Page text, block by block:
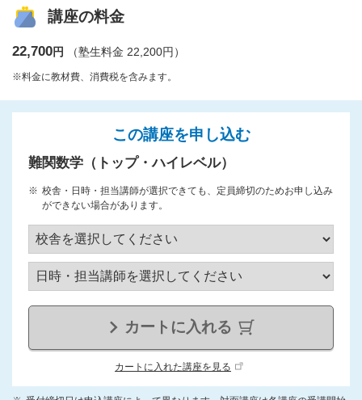
講座の料金
22,700円 （塾生料金 22,200円）
※料金に教材費、消費税を含みます。
この講座を申し込む
難関数学（トップ・ハイレベル）
校舎・日時・担当講師が選択できても、定員締切のためお申し込み
ができない場合があります。
カートに入れる
カートに入れた講座を見る